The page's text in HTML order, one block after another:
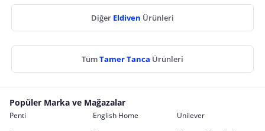
Diğer Eldiven Ürünleri
TümTamer Tanca Ürünleri
Popüler Marka ve Mağazalar
Penti English Home
Unilever